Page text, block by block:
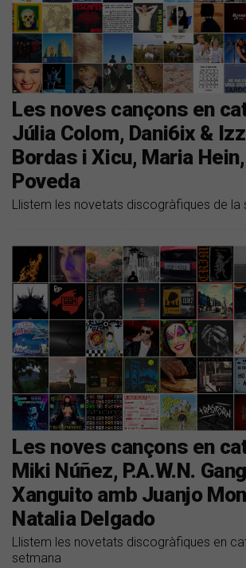
Les noves cançons en
Júlia Colom, Dani6ix &
Bordas i Xicu, Maria
Poveda
Llistem les novetats discogràfiques de la
Les noves cançons en
Miki Núñez, P.A.W.N.
Xanguito amb Juanjo
Natalia Delgado
Llistem les novetats discogràfiques en
setmana